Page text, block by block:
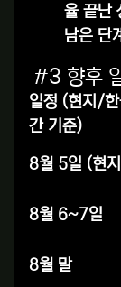
율 끝난
남은 단계
#3 향후
일정 (현지/한
간 기준)
8월 5일 (현
8월 6~7일
8월 말